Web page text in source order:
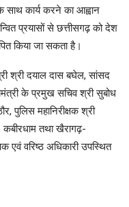
साथ कार्य करने का आह्वान
प्रयासों से छत्तीसगढ़ को देश
किया जा सकता है।
श्री दयाल दास बघेल, सांसद
के प्रमुख सचिव श्री सुबोध
पुलिस महानिरीक्षक श्री
कबीरधाम तथा खैरागढ़-
वरिष्ठ अधिकारी उपस्थित